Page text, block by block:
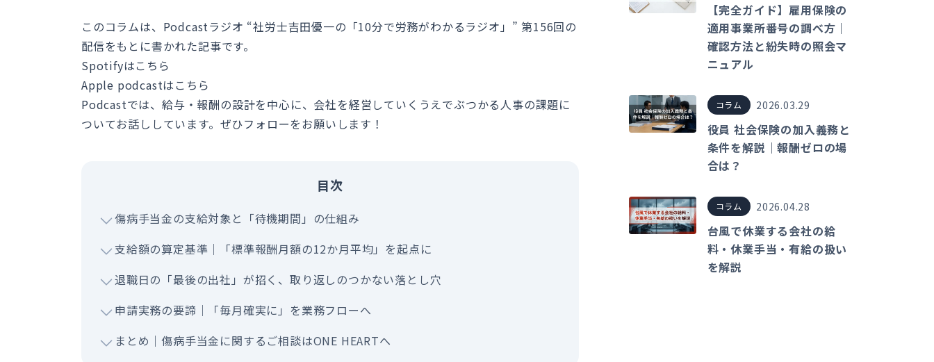
このコラムは、Podcastラジオ “社労士吉田優一の「10分で労務がわかるラジオ」” 第156回の
配信をもとに書かれた記事です。
Spotifyはこちら
Apple podcastはこちら
Podcastでは、給与・報酬の設計を中心に、会社を経営していくうえでぶつかる人事の課題に
ついてお話ししています。ぜひフォローをお願いします！
目次
傷病手当金の支給対象と「待機期間」の仕組み
支給額の算定基準｜「標準報酬月額の12か月平均」を起点に
退職日の「最後の出社」が招く、取り返しのつかない落とし穴
申請実務の要諦｜「毎月確実に」を業務フローへ
まとめ｜傷病手当金に関するご相談はONE HEARTへ
【完全ガイド】雇用保険の
適用事業所番号の調べ方｜
確認方法と紛失時の照会マ
ニュアル
コラム 2026.03.29
役員 社会保険の加入義務と
条件を解説｜報酬ゼロの場
合は？
コラム 2026.04.28
台風で休業する会社の給
料・休業手当・有給の扱い
を解説